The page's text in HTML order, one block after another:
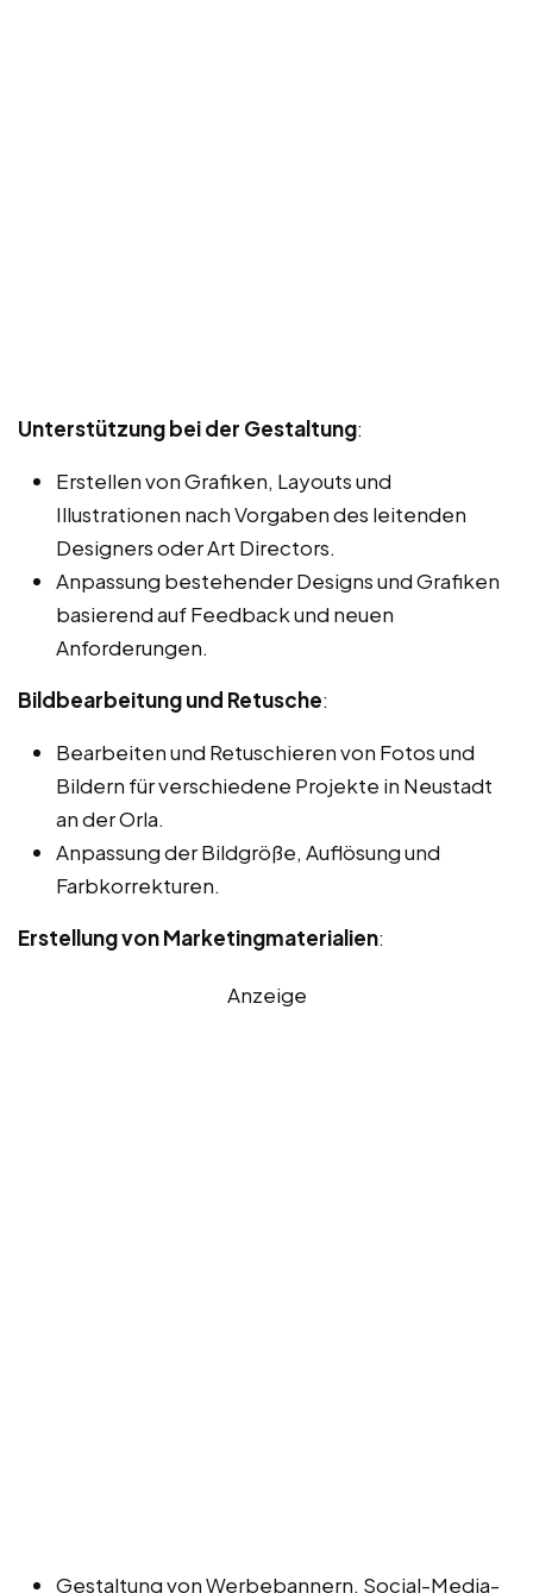
Unterstützung bei der Gestaltung:
Erstellen von Grafiken, Layouts und
Illustrationen nach Vorgaben des leitenden
Designers oder Art Directors.
Anpassung bestehender Designs und Grafiken
basierend auf Feedback und neuen
Anforderungen.
Bildbearbeitung und Retusche:
Bearbeiten und Retuschieren von Fotos und
Bildern für verschiedene Projekte in Neustadt
an der Orla.
Anpassung der Bildgröße, Auflösung und
Farbkorrekturen.
Erstellung von Marketingmaterialien:
Anzeige
Gestaltung von Werbebannern, Social-Media-